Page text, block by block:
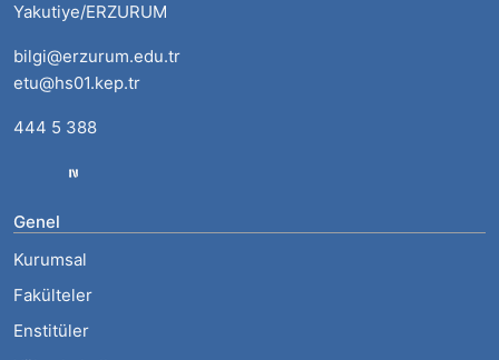
Yakutiye/ERZURUM
bilgi@erzurum.edu.tr
etu@hs01.kep.tr
444 5 388
Genel
Kurumsal
Fakülteler
Enstitüler